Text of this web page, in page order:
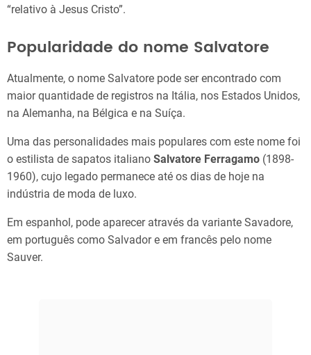
“relativo à Jesus Cristo”.
Popularidade do nome Salvatore
Atualmente, o nome Salvatore pode ser encontrado com
maior quantidade de registros na Itália, nos Estados Unidos,
na Alemanha, na Bélgica e na Suíça.
Uma das personalidades mais populares com este nome foi
o estilista de sapatos italiano Salvatore Ferragamo (1898-
1960), cujo legado permanece até os dias de hoje na
indústria de moda de luxo.
Em espanhol, pode aparecer através da variante Savadore,
em português como Salvador e em francês pelo nome
Sauver.